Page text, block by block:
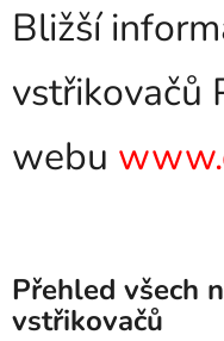
Bližší
vstřikovačů
webu
Přehled všech
vstřikovačů